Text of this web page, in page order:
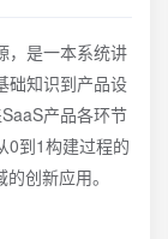
，是一本系统讲
础知识到产品设
产品各环节
0到1构建过程的
创新应用。